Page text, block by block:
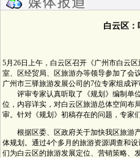
白云区
5月26日上午，白云区召开《广州市白云
室、区经贸局、区旅游办等领导参加了会
广州市三驿旅游发展公司的7位专家组成评
评审专家认真听取了《规划》编制单位
位，内容详实，对白云区旅游总体空间布
审。针对《规划》初稿存在的问题，专家
根据区委、区政府关于加快我区旅游产
体规划。通过4个多月的旅游资源调查和
们为白云区的旅游发展定位、营销策略、